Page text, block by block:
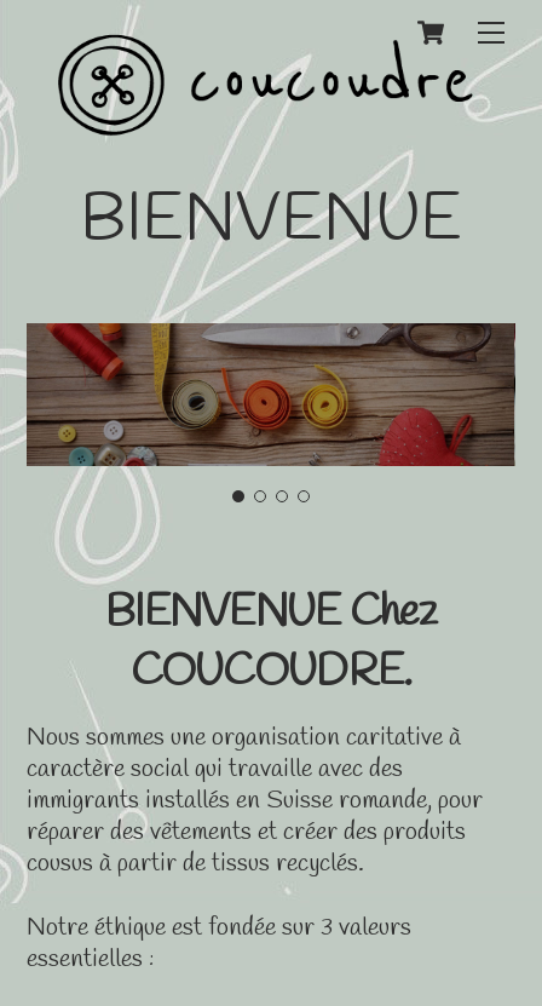
BIENVENUE
BIENVENUE Chez
COUCOUDRE.
Nous sommes une organisation caritative à
caractère social qui travaille avec des
immigrants installés en Suisse romande, pour
réparer des vêtements et créer des produits
cousus à partir de tissus recyclés.
Notre éthique est fondée sur 3 valeurs
essentielles :